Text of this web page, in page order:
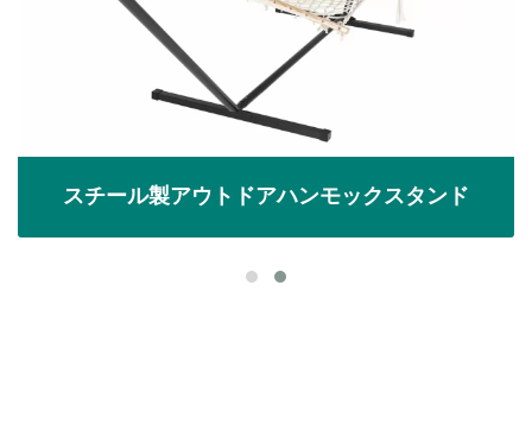
ール製アウトドアハンモックスタンド